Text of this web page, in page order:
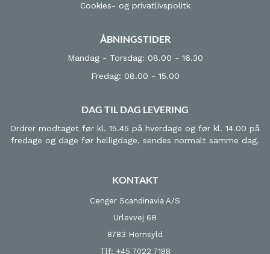
Cookies- og privatlivspolitk
ÅBNINGSTIDER
Mandag - Torsdag: 08.00 - 16.30
Fredag: 08.00 - 15.00
DAG TIL DAG LEVERING
Ordrer modtaget før kl. 15.45 på hverdage og før kl. 14.00 på
fredage og dage før helligdage, sendes normalt samme dag.
KONTAKT
Cenger Scandinavia A/S
Urlevvej 6B
8783 Hornsyld
Tlf: +45 7022 7188